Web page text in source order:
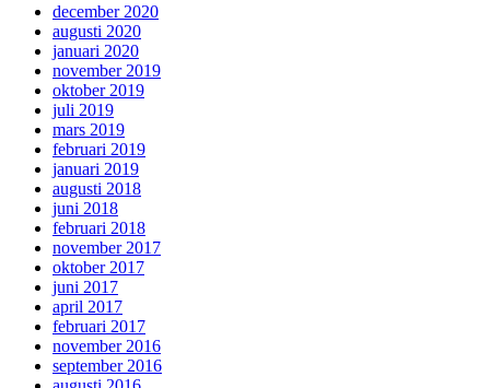
december 2020
augusti 2020
januari 2020
november 2019
oktober 2019
juli 2019
mars 2019
februari 2019
januari 2019
augusti 2018
juni 2018
februari 2018
november 2017
oktober 2017
juni 2017
april 2017
februari 2017
november 2016
september 2016